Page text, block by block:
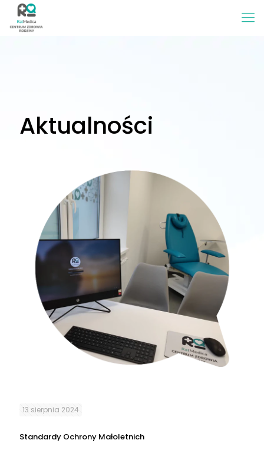
Aktualności
13 sierpnia 2024
Standardy Ochrony Małoletnich